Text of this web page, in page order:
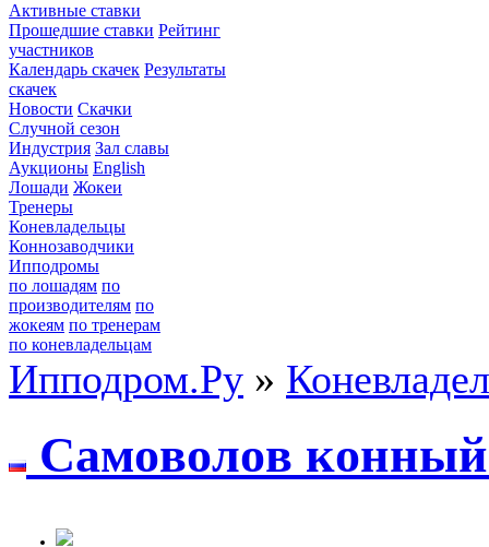
Активные ставки
Прошедшие ставки Рейтинг
участников
Календарь скачек Результаты
скачек
Новости Скачки
Случной сезон
Индустрия Зал славы
Аукционы English
Лошади Жокеи
Тренеры
Коневладельцы
Коннозаводчики
Ипподромы
по лошадям по
производителям по
жокеям по тренерам
по коневладельцам
Ипподром.Ру »
Caмoвoлoв кoнный